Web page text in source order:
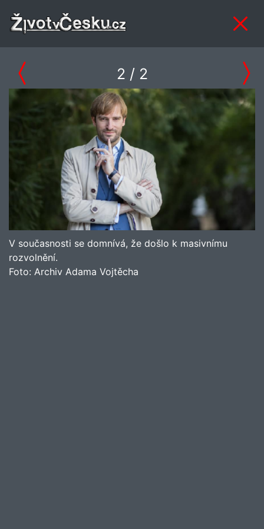
2 / 2
V současnosti se domnívá, že došlo k masivnímu
rozvolnění.
Foto: Archiv Adama Vojtěcha